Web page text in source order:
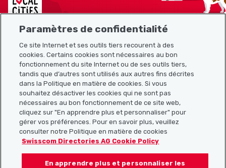
Plan du site
Liens utiles
Télécharger l’application Localcities
Paramètres de confidentialité
Ce site Internet et ses outils tiers recourent à des
cookies. Certains cookies sont nécessaires au bon
fonctionnement du site Internet ou de ses outils tiers,
tandis que d’autres sont utilisés aux autres fins décrites
dans la Politique en matière de cookies. Si vous
souhaitez désactiver les cookies qui ne sont pas
nécessaires au bon fonctionnement de ce site web,
cliquez sur "En apprendre plus et personnaliser" pour
gérer vos préférences. Pour en savoir plus, veuillez
consulter notre Politique en matière de cookies
Swisscom Directories AG Cookie Policy
En apprendre plus et personnaliser les